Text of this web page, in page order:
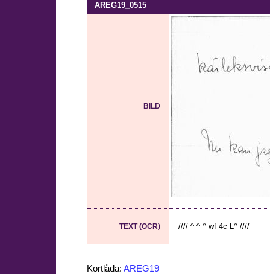
AREG19_0515
BILD
TEXT (OCR) //// ^ ^ ^ wf 4c L^ ////
Kortlåda: AREG19